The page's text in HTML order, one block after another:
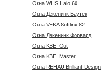
Окна WHS Halo 60
Окна Декенинк Баутек
Окна VEKA Softline 82
Окна Декенинк Форвард
Окна KBE_Gut
Окна KBE_Master
Окна REHAU Brilliant-Design